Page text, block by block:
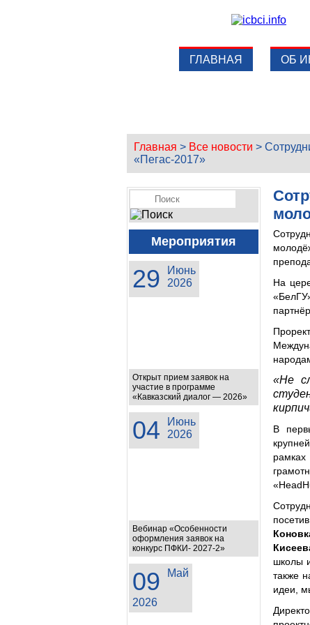
ГЛАВНАЯ ОБ
Главная > Все новости >
«Пегас-2017»
Мероприятия
29
Июнь
2026
Открыт прием заявок на
участие в программе
«Кавказский диалог — 2026»
04
Июнь
2026
Вебинар «Особенности
оформления заявок на
конкурс ПФКИ- 2027-2»
09 Май
2026
На
«Не
В
школы
также
идеи,